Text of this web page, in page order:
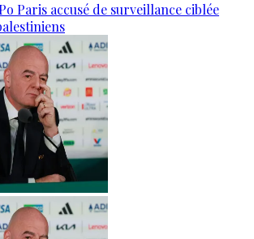
Paris accusé de surveillance ciblée